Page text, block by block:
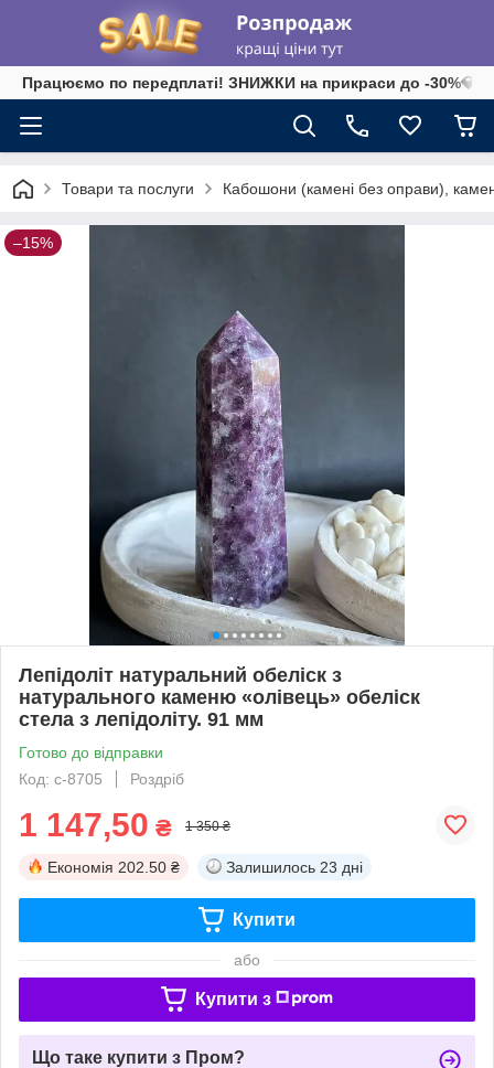
Працюємо по передплаті! ЗНИЖКИ на прикраси до -30%💎
Товари та послуги Кабошони (камені без оправи),
–15%
Лепідоліт натуральний обеліск з
натурального каменю «олівець» обеліск
стела з лепідоліту. 91 мм
Готово до відправки
Код: с-8705
Роздріб
1 147,50 ₴ 1 350 ₴
Економія 202.50 ₴ Залишилось 23 дні
Купити
або
Купити з
Що таке купити з Пром?